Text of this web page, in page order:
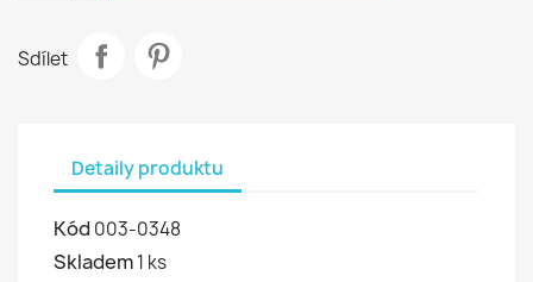
Sdílet
Detaily produktu
Kód 003-0348
Skladem1 ks